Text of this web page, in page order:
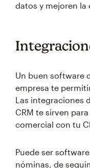
datos y mejoren la
Un buen software
empresa te
Las integraciones
CRM te sirven
comercial con tu
Puede ser
nóminas, de